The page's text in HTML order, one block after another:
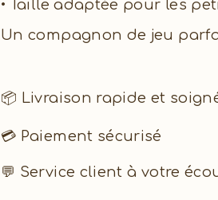
• Taille adaptée pour les
Un compagnon de jeu
📦 Livraison rapide et
💳 Paiement sécurisé
💬 Service client à votre